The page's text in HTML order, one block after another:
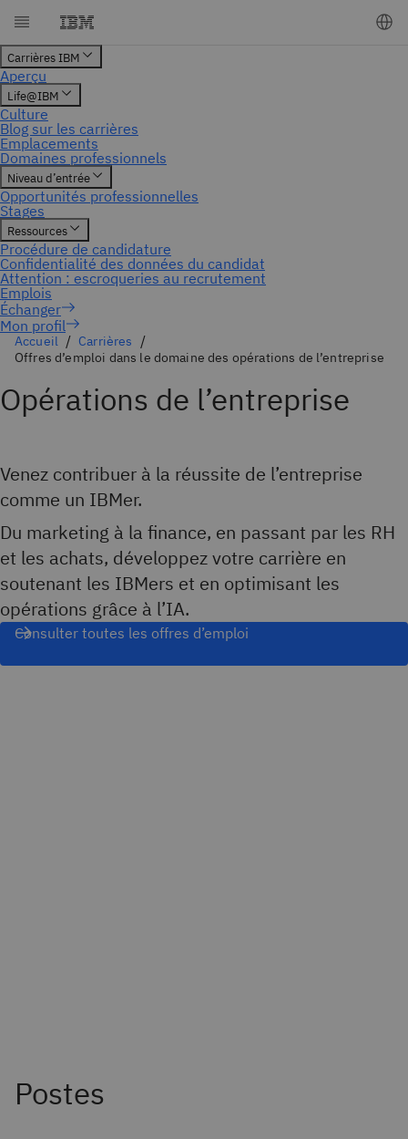
Mon profil
Accueil
Carrières
Offres d’emploi dans le domaine des opérations de l’entreprise
Opérations de l’entreprise
Venez contribuer à la réussite de l’entreprise
comme un IBMer.
Du marketing à la finance, en passant par les RH
et les achats, développez votre carrière en
soutenant les IBMers et en optimisant les
opérations grâce à l’IA.
Consulter toutes les offres d’emploi